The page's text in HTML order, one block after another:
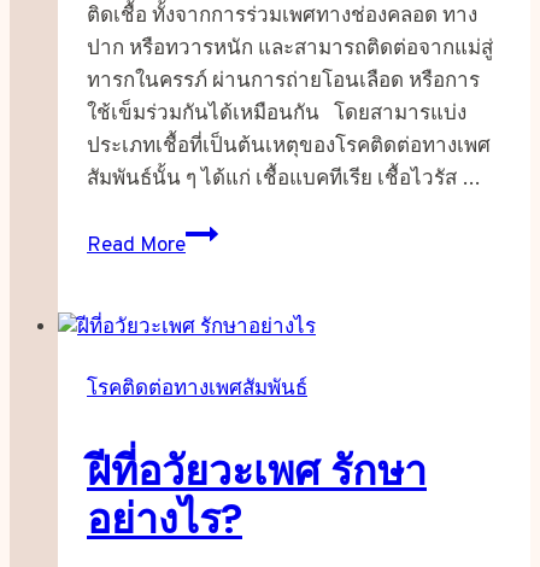
ติดเชื้อ ทั้งจากการร่วมเพศทางช่องคลอด ทาง
ปาก หรือทวารหนัก และสามารถติดต่อจากแม่สู่
ทารกในครรภ์ ผ่านการถ่ายโอนเลือด หรือการ
ใช้เข็มร่วมกันได้เหมือนกัน โดยสามารแบ่ง
ประเภทเชื้อที่เป็นต้นเหตุของโรคติดต่อทางเพศ
สัมพันธ์นั้น ๆ ได้แก่ เชื้อแบคทีเรีย เชื้อไวรัส …
Read More
โรค
โรคติดต่อทางเพศสัมพันธ์
ฝีที่อวัยวะเพศ รักษา
อย่างไร?